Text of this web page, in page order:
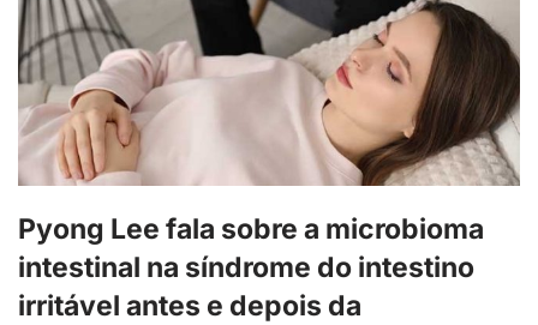
Pyong Lee fala sobre a microbioma
intestinal na síndrome do intestino
irritável antes e depois da